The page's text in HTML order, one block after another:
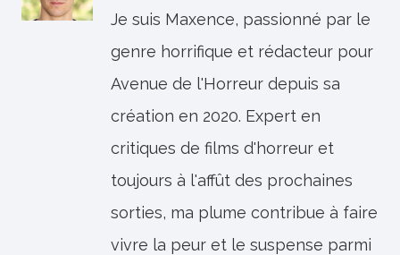
Je suis Maxence, passionné par le
genre horrifique et rédacteur pour
Avenue de l'Horreur depuis sa
création en 2020. Expert en
critiques de films d'horreur et
toujours à l'affût des prochaines
sorties, ma plume contribue à faire
vivre la peur et le suspense parmi